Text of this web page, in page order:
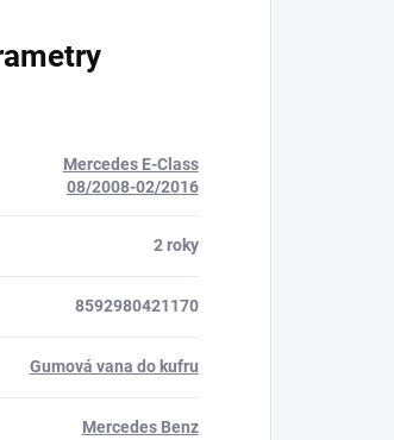
Mercedes E-Class
08/2008-02/2016
2 roky
8592980421170
Gumová vana do kufru
Mercedes Benz